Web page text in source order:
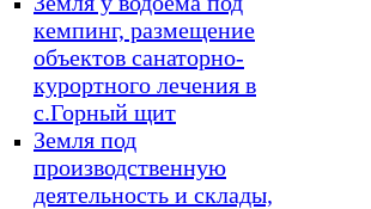
кемпинг, размещение
объектов санаторно-
курортного лечения в
с.Горный щит
Земля под
производственную
деятельность и склады,